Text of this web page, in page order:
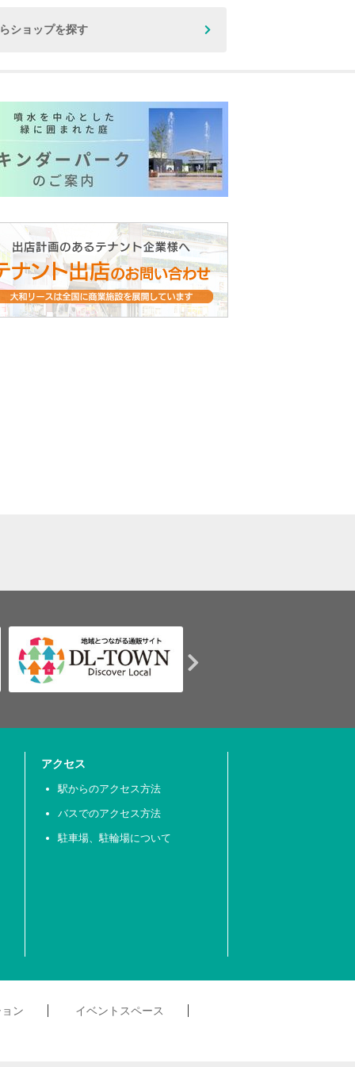
ショップを探す
アクセス
駅からのアクセス方法
バスでのアクセス方法
駐車場、駐輪場について
ン
イベントスペース